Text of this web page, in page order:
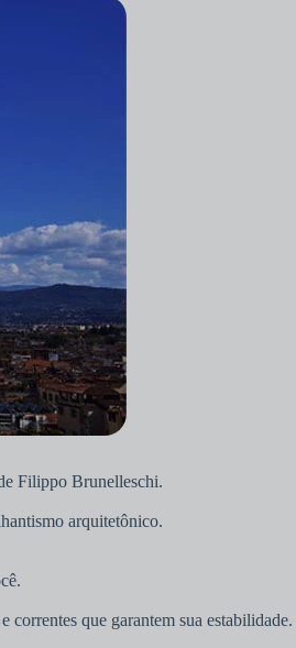
Filippo Brunelleschi.
arquitetônico.
que garantem sua estabilidade.